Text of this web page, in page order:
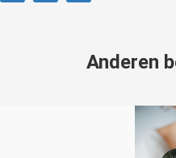
Anderen